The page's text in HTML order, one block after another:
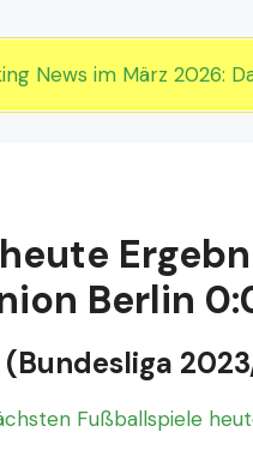
News im März 2026:
Berlin
(Bundesliga
Fußballspiele